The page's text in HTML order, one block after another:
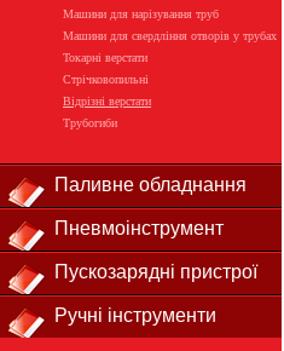
Машини для нарізування труб
Машини для свердління отворів у трубах
Токарні верстати
Стрічковопильні
Відрізні верстати
Трубогиби
Паливне обладнання
Пневмоінструмент
Пускозарядні пристрої
Ручні інструменти